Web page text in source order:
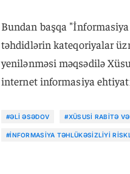
Bundan başqa
təhdidlərin kateqoriyalar
yenilənməsi məqsədilə
internet informasiya
#ƏLI ƏSƏDOV #XÜSUSI RABITƏ
#INFORMASIYA TƏHLÜKƏSIZLIYI